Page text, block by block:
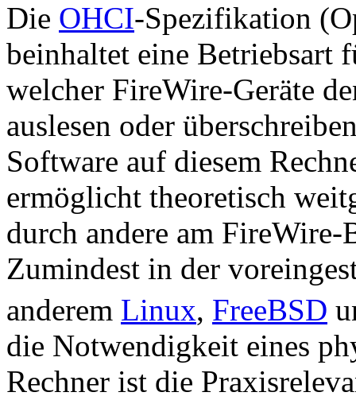
Die OHCI-Spezifikation
beinhaltet eine
welcher FireWire-Geräte
auslesen oder
Software auf diesem
ermöglicht theoretisch
durch andere am FireWire-
Zumindest in der
anderem Linux, FreeBSD
die Notwendigkeit eines
Rechner ist die